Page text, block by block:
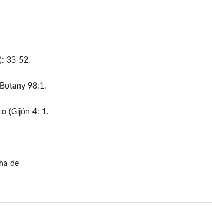
33-52.
98:1.
(Gijón 4: 1.
de